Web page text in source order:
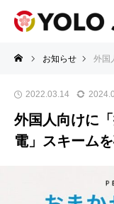
お知らせ 外国
2022.03.14
外国人向けに
電」スキーム